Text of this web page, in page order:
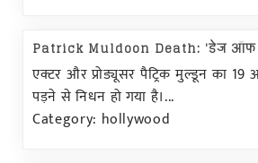
Patrick Muldoon Death: 'डेज ऑफ
एक्टर और प्रोड्यूसर पैट्रिक मुल्डून का 19
पड़ने से निधन हो गया है।...
Category: hollywood